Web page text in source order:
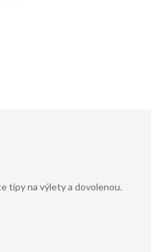
tipy na výlety a dovolenou.